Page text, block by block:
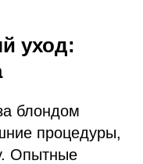
уход:
блондом
процедуры,
Опытные